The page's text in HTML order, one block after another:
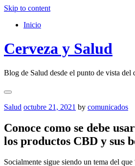
Skip to content
Inicio
Cerveza y Salud
Blog de Salud desde el punto de vista del
Salud octubre 21, 2021 by comunicados
Conoce como se debe
los productos CBD y sus
Socialmente sigue siendo un tema del